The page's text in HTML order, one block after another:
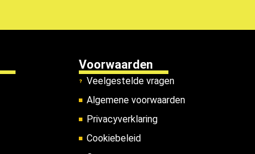
Voorwaarden
Veelgestelde vragen
Algemene voorwaarden
Privacyverklaring
Cookiebeleid